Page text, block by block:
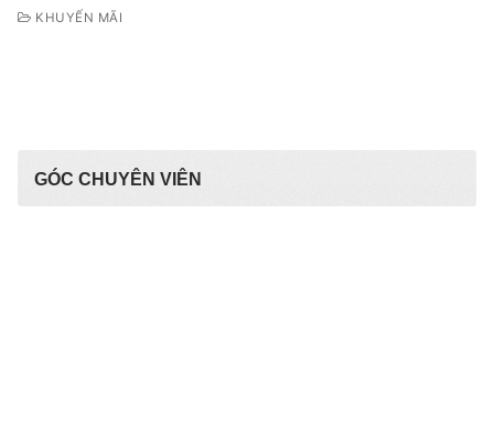
KHUYẾN MÃI
GÓC CHUYÊN VIÊN